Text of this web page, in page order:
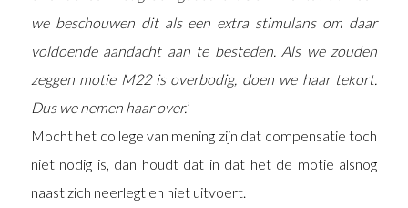
we beschouwen dit als een extra stimulans om daar
voldoende aandacht aan te besteden. Als we zouden
zeggen motie M22 is overbodig, doen we haar tekort.
Dus we nemen haar over.’
Mocht het college van mening zijn dat compensatie toch
niet nodig is, dan houdt dat in dat het de motie alsnog
naast zich neerlegt en niet uitvoert.